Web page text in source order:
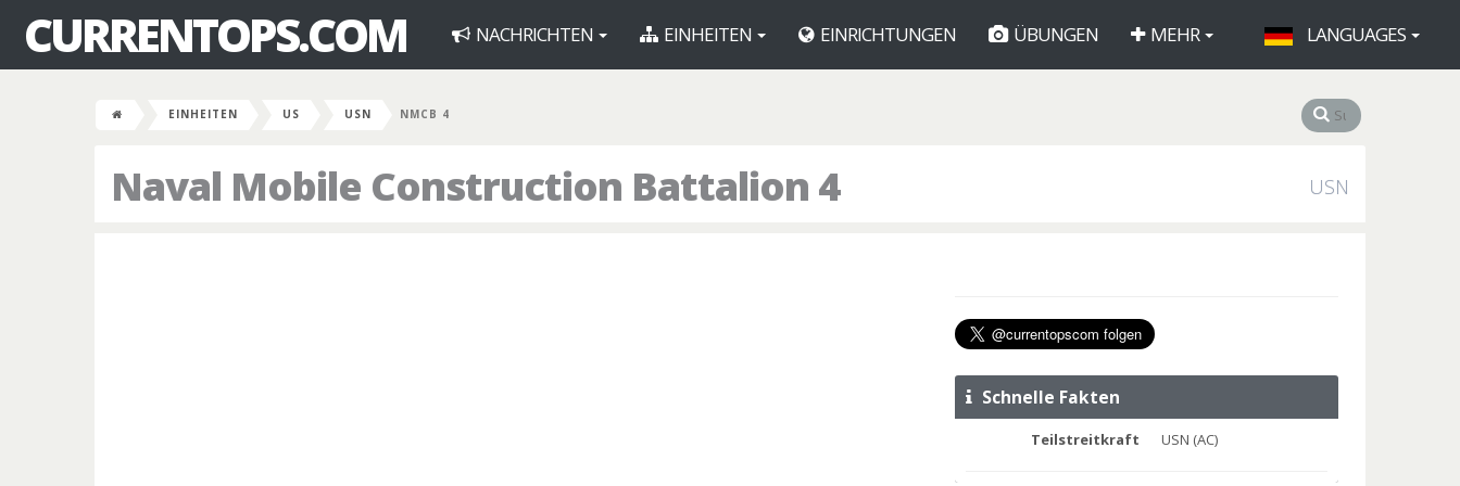
CURRENTOPS.COM NACHRICHTEN EINHEITEN EINRICHTUNGEN ÜBUNGEN MEHR LANGUAGES
EINHEITEN US USN NMCB 4
Naval Mobile Construction Battalion 4 USN
Schnelle Fakten
Teilstreitkraft USN (AC)